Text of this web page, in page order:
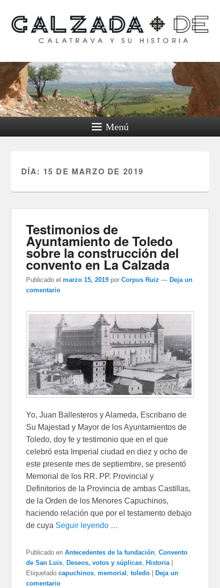
Calzada de Calatrava y
su historia
Menú
DÍA: 15 DE MARZO DE 2019
Testimonios de
Ayuntamiento de Toledo
sobre la construcción del
convento en La Calzada
Publicado el marzo 15, 2019 porCorpus Ruiz — Deja un
comentario
Yo, Juan Ballesteros y Alameda, Escribano de
Su Majestad y Mayor de los Ayuntamientos de
Toledo, doy fe y testimonio que en el que
celebró esta Imperial ciudad en diez y ocho de
este presente mes de septiembre, se presentó
Memorial de los RR. PP. Provincial y
Definitorios de la Provincia de ambas Castillas,
de la Orden de los Menores Capuchinos,
haciendo relación que por el testamento debajo
de cuya Seguir leyendo …
Publicado en Antecedentes de la fundación,Convento
de San Luis, Deseos, votos y súplicas, Historia
Etiquetado capuchinos,memorial ,toledo
Deja un
comentario